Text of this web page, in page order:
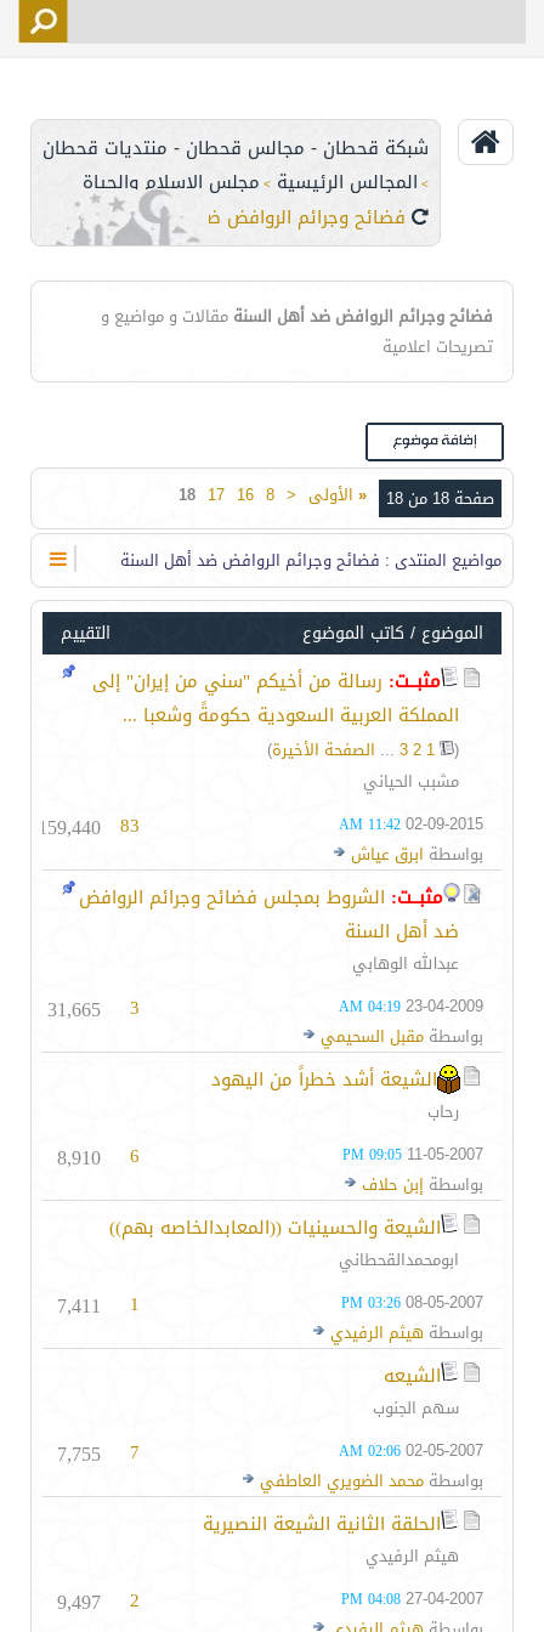
التحكم
شبكة قحطان - مجالس قحطان - منتديات قحطان
> المجالس الرئيسية > مجلس الإسلام والحياة
فضائح وجرائم الروافض ضد أهل السنة
فضائح وجرائم الروافض ضد أهل السنة مقالات و مواضيع و
تصريحات اعلامية
صفحة 18 من 18 « الأولى <
8
16
17
18
مواضيع المنتدى : فضائح وجرائم الروافض ضد أهل السنة
التقييم الموضوع / كاتب الموضوع
مثبــت: رسالة من أخيكم "سني من إيران" إلى
المملكة العربية السعودية حكومةً وشعبا ...
(
1
2
3
... الصفحة الأخيرة)
مشبب الحياني
02-09-2015
11:42 AM
بواسطة ابرق عياش
83
159,440
مثبــت: الشروط بمجلس فضائح وجرائم الروافض
ضد أهل السنة
عبدالله الوهابي
23-04-2009
04:19 AM
بواسطة مقبل السحيمي
3
31,665
الشيعة أشد خطراً من اليهود
رحاب
11-05-2007
09:05 PM
بواسطة إبن حلاف
6
8,910
الشيعة والحسينيات ((المعابدالخاصه بهم))
ابومحمدالقحطاني
08-05-2007
03:26 PM
بواسطة هيثم الرفيدي
1
7,411
الشيعه
سهم الجنوب
02-05-2007
02:06 AM
بواسطة محمد الضويري العاطفي
7
7,755
الحلقة الثانية الشيعة النصيرية
هيثم الرفيدي
27-04-2007
04:08 PM
2
9,497